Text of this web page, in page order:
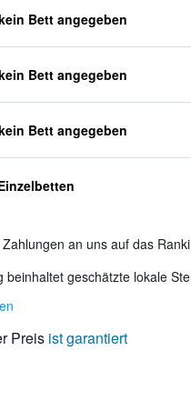
Bett angegeben
Bett angegeben
Bett angegeben
an uns auf das
beinhaltet geschätzte lokale
Preis ist garantiert